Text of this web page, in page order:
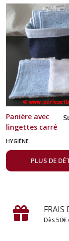
Panière avec
lingettes carré
en éponge
bambou blanc
HYGIÈNE
PLUS DE
FRAIS
Dès 50€